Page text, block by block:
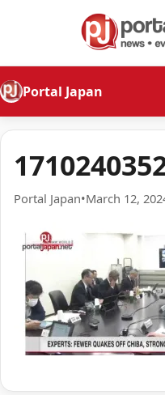
Portal Japan
Portal Japan•March 12,